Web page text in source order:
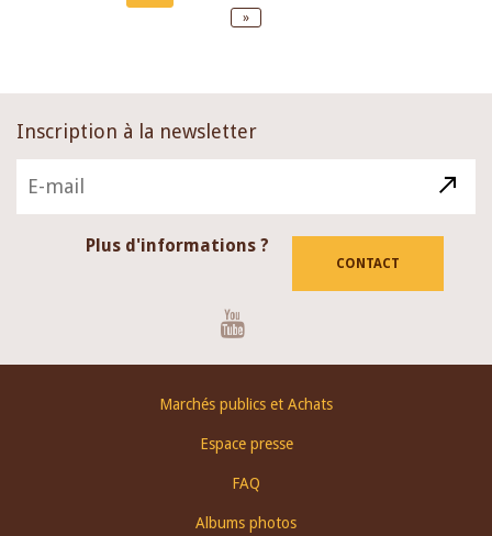
page
Last
»
Inscription à la newsletter
Plus d'informations ?
CONTACT
Marchés publics et Achats
Espace presse
FAQ
Albums photos